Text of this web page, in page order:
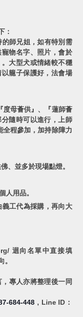
：
師兄姐，如有特別需
物名字、照片，會於
大型犬或情緒較不穩
籠子保護好，法會場
度母薈供』、『蓮師薈
隨時可以進行，上師
全程參加，加持除障力
、並多於現場點燈。
人用品。
工代為採購，再向大
迴向名單中直接填
。
專人亦將整理後一同
684-448 , Line ID：